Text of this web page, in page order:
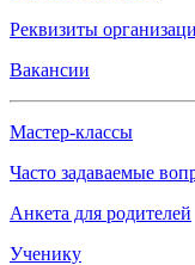
Реквизиты
Вакансии
Мастер-классы
Часто задаваемые
Анкета для родителей
Ученику